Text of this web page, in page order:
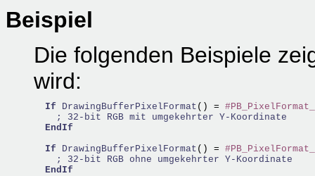
Beispiel
Die folgenden Beispiele
wird:
If DrawingBufferPixelFormat () =
; 32-bit RGB mit umgekehrter Y-Koordinate
EndIf
If
DrawingBufferPixelFormat () =
; 32-bit RGB ohne umgekehrter Y-Koordinate
EndIf